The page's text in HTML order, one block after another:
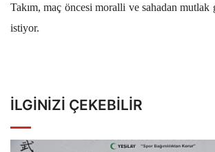
Takım, maç öncesi moralli ve sahadan mutlak
istiyor.
İLGINIZI ÇEKEBILIR